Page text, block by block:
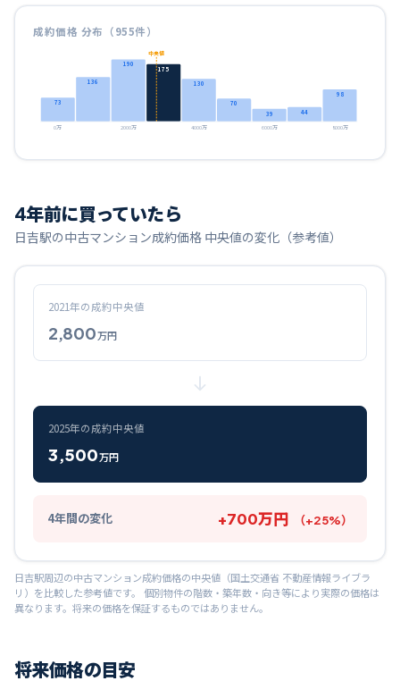
成約価格 分布（955件）
73
136
190
175
130
70
39
44
98
0万 2000万 4000万 6000万 8000万
中央値
4年前に買っていたら
日吉駅の中古マンション成約価格 中央値の変化（参考値）
2021年の成約中央値
2,800万円
2025年の成約中央値
3,500万円
4年間の変化 +700万円 （+25%）
日吉駅周辺の中古マンション成約価格の中央値（国土交通省 不動産情報ライブラ
リ）を比較した参考値です。 個別物件の階数・築年数・向き等により実際の価格は
異なります。将来の価格を保証するものではありません。
将来価格の目安